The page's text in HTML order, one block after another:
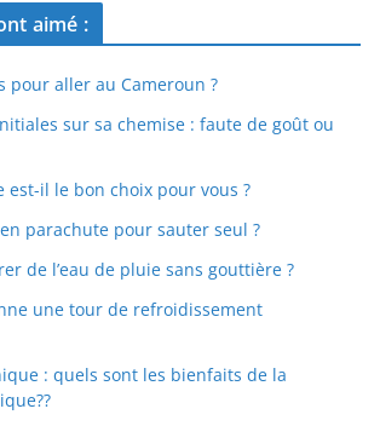
aimé :
pour aller au Cameroun ?
sur sa chemise : faute de goût ou
est-il le bon choix pour vous ?
parachute pour sauter seul ?
de l’eau de pluie sans gouttière ?
une tour de refroidissement
: quels sont les bienfaits de la